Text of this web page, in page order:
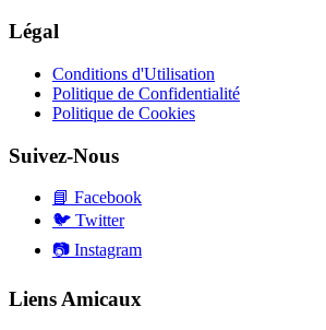
Légal
Conditions d'Utilisation
Politique de Confidentialité
Politique de Cookies
Suivez-Nous
📘 Facebook
🐦 Twitter
📷 Instagram
Liens Amicaux